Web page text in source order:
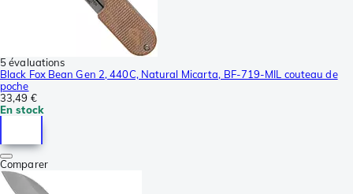
5 évaluations
Black Fox Bean Gen 2, 440C, Natural Micarta, BF-719-MIL couteau de
poche
33,49 €
En stock
Comparer